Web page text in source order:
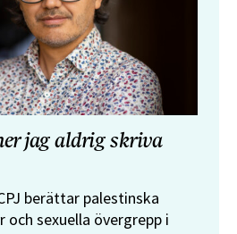
jag aldrig skriva
berättar palestinska
sexuella övergrepp i